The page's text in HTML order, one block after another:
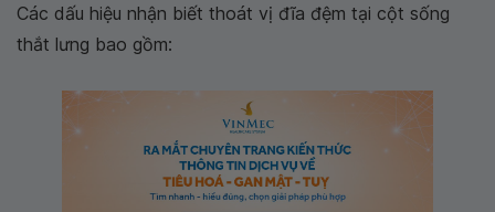
Các dấu hiệu nhận biết thoát vị đĩa đệm tại cột sống
thắt lưng bao gồm: